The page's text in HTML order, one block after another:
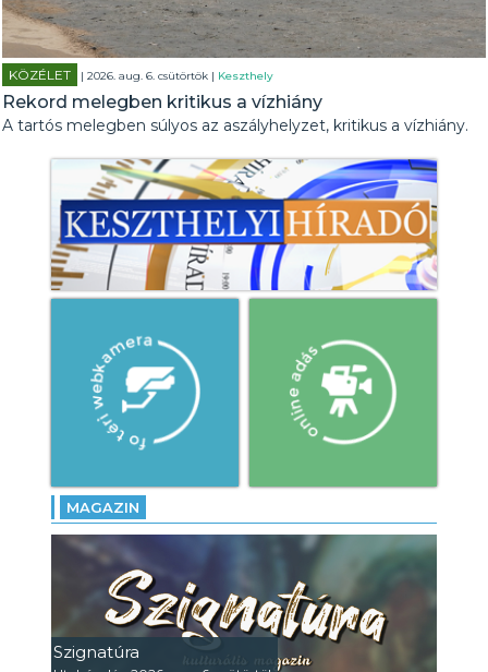
KÖZÉLET | 2026. aug. 6. csütörtök | Keszthely
Rekord melegben kritikus a vízhiány
A tartós melegben súlyos az aszályhelyzet, kritikus a vízhiány.
MAGAZIN
Szignatúra